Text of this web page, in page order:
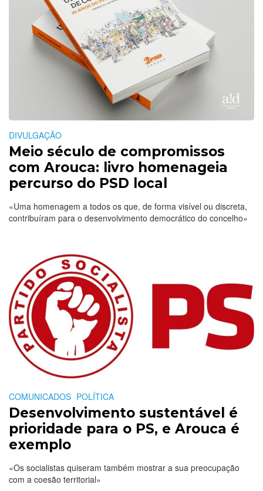
DIVULGAÇÃO
Meio século de compromissos
com Arouca: livro homenageia
percurso do PSD local
«Uma homenagem a todos os que, de forma visível ou discreta,
contribuíram para o desenvolvimento democrático do concelho»
COMUNICADOS POLÍTICA
Desenvolvimento sustentável é
prioridade para o PS, e Arouca é
exemplo
«Os socialistas quiseram também mostrar a sua preocupação
com a coesão territorial»